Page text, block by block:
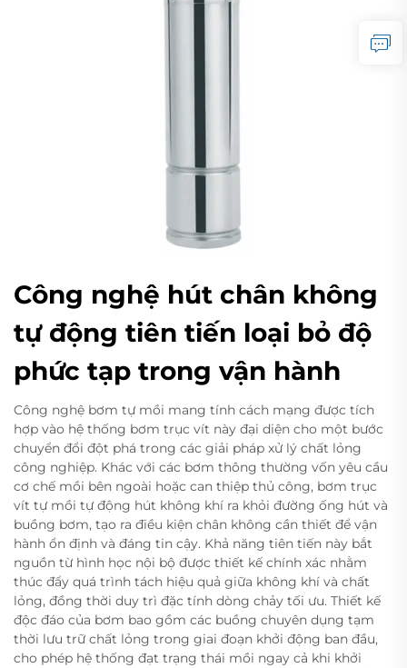
Công nghệ hút chân không
tự động tiên tiến loại bỏ độ
phức tạp trong vận hành
Công nghệ bơm tự mồi mang tính cách mạng được tích
hợp vào hệ thống bơm trục vít này đại diện cho một bước
chuyển đổi đột phá trong các giải pháp xử lý chất lỏng
công nghiệp. Khác với các bơm thông thường vốn yêu cầu
cơ chế mồi bên ngoài hoặc can thiệp thủ công, bơm trục
vít tự mồi tự động hút không khí ra khỏi đường ống hút và
buồng bơm, tạo ra điều kiện chân không cần thiết để vận
hành ổn định và đáng tin cậy. Khả năng tiên tiến này bắt
nguồn từ hình học nội bộ được thiết kế chính xác nhằm
thúc đẩy quá trình tách hiệu quả giữa không khí và chất
lỏng, đồng thời duy trì đặc tính dòng chảy tối ưu. Thiết kế
độc đáo của bơm bao gồm các buồng chuyên dụng tạm
thời lưu trữ chất lỏng trong giai đoạn khởi động ban đầu,
cho phép hệ thống đạt trạng thái mồi ngay cả khi khởi